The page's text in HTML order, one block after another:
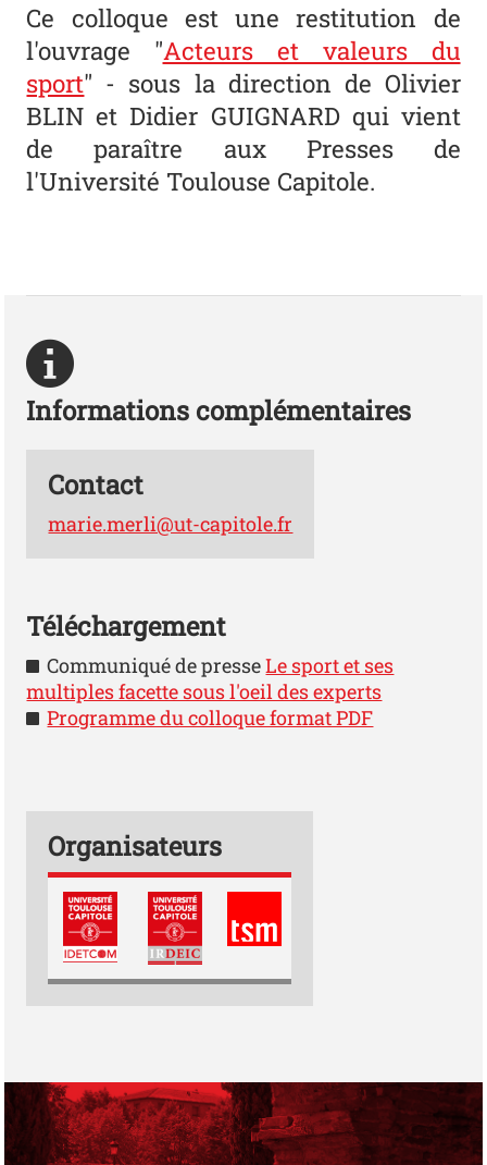
Ce colloque est une restitution de
l'ouvrage "Acteurs et valeurs du
sport" - sous la direction de Olivier
BLIN et Didier GUIGNARD qui vient
de paraître aux Presses de
l'Université Toulouse Capitole.
Informations complémentaires
Contact
marie.merli@ut-capitole.fr
Téléchargement
Communiqué de presseLe sport et ses
multiples facette sous l'oeil des experts
Programme du colloque format PDF
Organisateurs
Logo IDETCOMLogo IRDEIC